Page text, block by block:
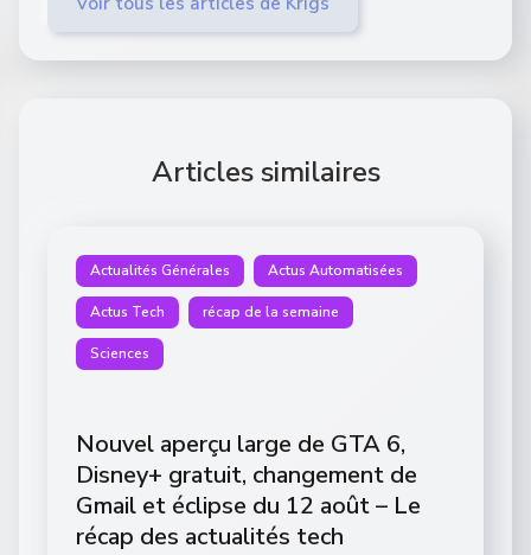
Articles similaires
Actualités Générales Actus Automatisées
Actus Tech récap de la semaine
Sciences
Nouvel aperçu large de GTA 6,
Disney+ gratuit, changement de
Gmail et éclipse du 12 août – Le
récap des actualités tech